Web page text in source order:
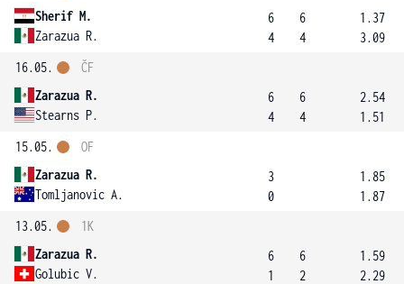
Sherif M.
Zarazua R.
6
4
6
4
1.37
3.09
16.05.
Zarazua R.
Stearns P.
ČF
6
4
6
4
2.54
1.51
15.05.
Zarazua R.
Tomljanovic A.
OF
3
0
1.85
1.87
13.05.
Zarazua R.
Golubic V.
1K
6
1
6
2
1.59
2.29